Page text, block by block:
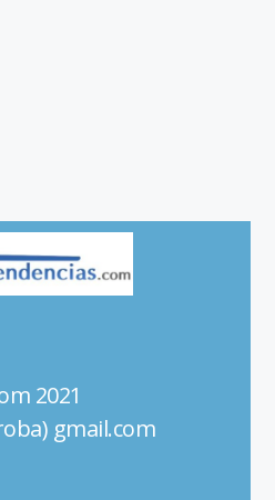
2021
gmail.com